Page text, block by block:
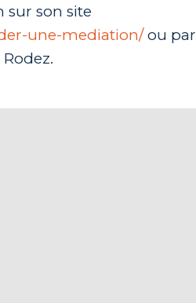
sur son site
une-mediation/ou par